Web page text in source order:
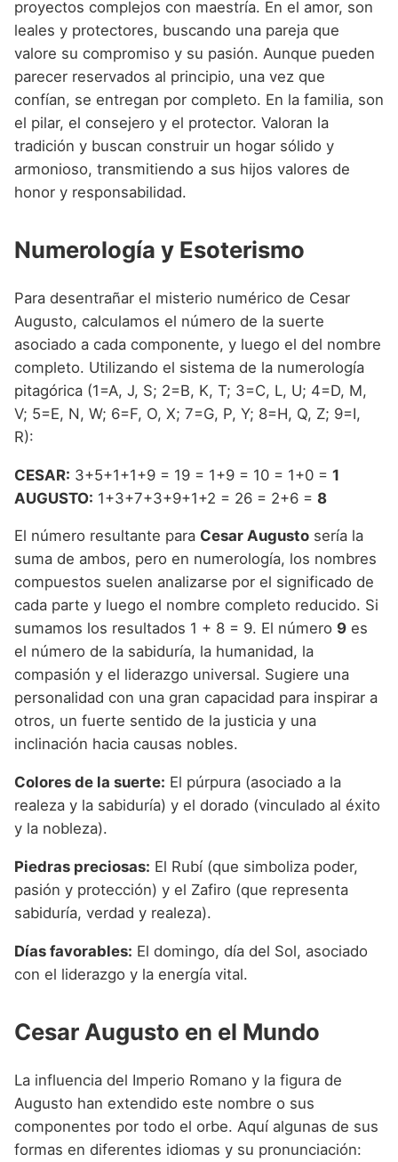
proyectos complejos con maestría. En el amor, son
leales y protectores, buscando una pareja que
valore su compromiso y su pasión. Aunque pueden
parecer reservados al principio, una vez que
confían, se entregan por completo. En la familia, son
el pilar, el consejero y el protector. Valoran la
tradición y buscan construir un hogar sólido y
armonioso, transmitiendo a sus hijos valores de
honor y responsabilidad.
Numerología y Esoterismo
Para desentrañar el misterio numérico de Cesar
Augusto, calculamos el número de la suerte
asociado a cada componente, y luego el del nombre
completo. Utilizando el sistema de la numerología
pitagórica (1=A, J, S; 2=B, K, T; 3=C, L, U; 4=D, M,
V; 5=E, N, W; 6=F, O, X; 7=G, P, Y; 8=H, Q, Z; 9=I,
R):
CESAR: 3+5+1+1+9 = 19 = 1+9 = 10 = 1+0 = 1
AUGUSTO: 1+3+7+3+9+1+2 = 26 = 2+6 = 8
El número resultante para Cesar Augusto sería la
suma de ambos, pero en numerología, los nombres
compuestos suelen analizarse por el significado de
cada parte y luego el nombre completo reducido. Si
sumamos los resultados 1 + 8 = 9. El número 9 es
el número de la sabiduría, la humanidad, la
compasión y el liderazgo universal. Sugiere una
personalidad con una gran capacidad para inspirar a
otros, un fuerte sentido de la justicia y una
inclinación hacia causas nobles.
Colores de la suerte: El púrpura (asociado a la
realeza y la sabiduría) y el dorado (vinculado al éxito
y la nobleza).
Piedras preciosas: El Rubí (que simboliza poder,
pasión y protección) y el Zafiro (que representa
sabiduría, verdad y realeza).
Días favorables: El domingo, día del Sol, asociado
con el liderazgo y la energía vital.
Cesar Augusto en el Mundo
La influencia del Imperio Romano y la figura de
Augusto han extendido este nombre o sus
componentes por todo el orbe. Aquí algunas de sus
formas en diferentes idiomas y su pronunciación: